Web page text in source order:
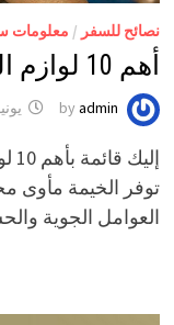
نصائح للسفر / معلومات
أهم 10 لوازم التخييم و الرحلات 2024
byadmin يونيو 5,
توفر الخيمة مأوى
العوامل الجوية